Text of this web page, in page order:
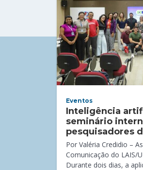
Eventos
Inteligência
seminário
pesquisadores
Por Valéria Credidio –
Comunicação do LAIS/
Durante dois dias, a